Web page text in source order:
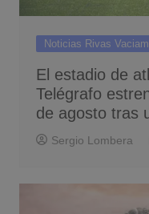
Noticias Rivas
El estadio de
Telégrafo
de agosto tras
Sergio Lombera